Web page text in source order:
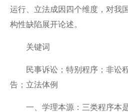
运行、立法成因四个维度，对我
构性缺陷展开论述。
关键词
民事诉讼；特别程序；非讼
告；立法体例
一、学理本源：三类程序本